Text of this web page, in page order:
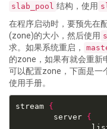
slab_pool 结构，使用
在程序启动时，要预先在
(zone)的大小，然后使用
求。如果系统重启，
的zone，如果有就会重新
可以配置zone，下面是一
使用手册。
stream {
        server
{